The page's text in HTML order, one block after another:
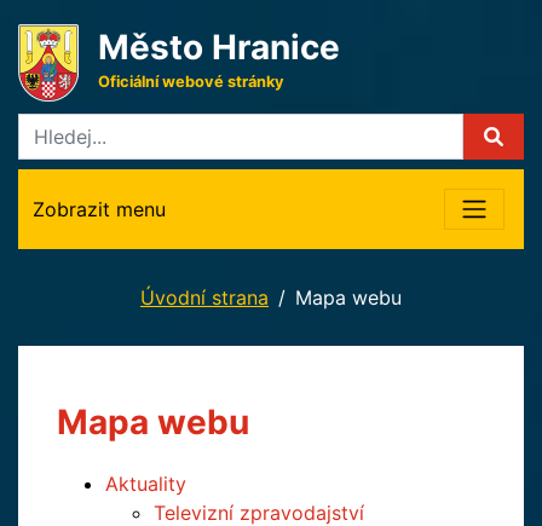
Město Hranice
Oficiální webové stránky
Zobrazit menu
Úvodní strana Mapa webu
Mapa webu
Aktuality
Televizní zpravodajství